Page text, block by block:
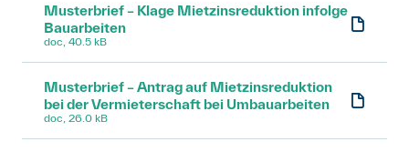
Musterbrief – Klage Mietzinsreduktion infolge
Bauarbeiten
doc, 40.5 kB
Musterbrief – Antrag auf Mietzinsreduktion
bei der Vermieterschaft bei Umbauarbeiten
doc, 26.0 kB